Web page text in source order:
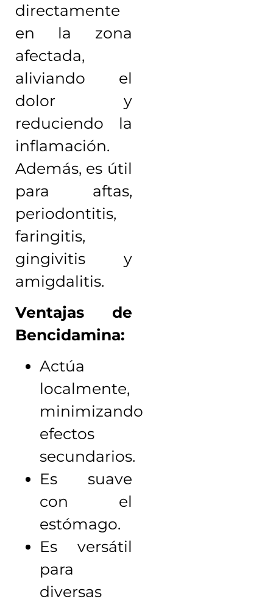
directamente
en la zona
afectada,
aliviando el
dolor y
reduciendo la
inflamación.
Además, es útil
para aftas,
periodontitis,
faringitis,
gingivitis y
amigdalitis.
Ventajas de
Bencidamina:
Actúa
localmente,
minimizando
efectos
secundarios.
Es suave
con el
estómago.
Es versátil
para
diversas